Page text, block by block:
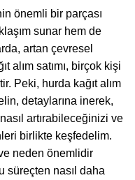
önemli bir parçası
sunar hem de
artan çevresel
alım satımı, birçok kişi
Peki, hurda kağıt alım
detaylarına inerek,
artırabileceğinizi ve
birlikte keşfedelim.
neden önemlidir
süreçten nasıl daha